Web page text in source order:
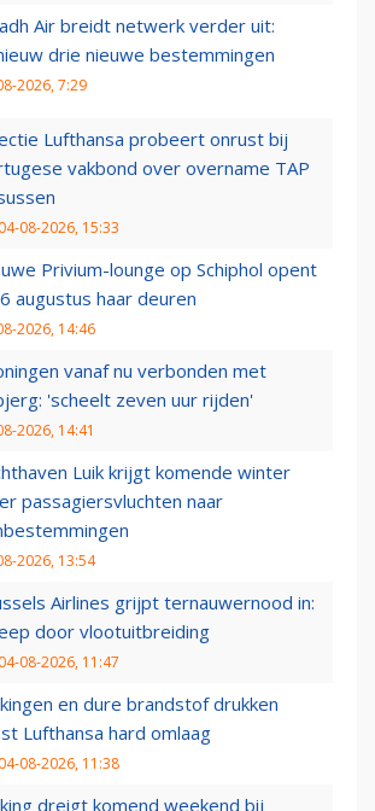
Air breidt netwerk verder uit:
drie nieuwe bestemmingen
2026, 7:29
Lufthansa probeert onrust bij
vakbond over overname TAP
04-08-2026, 15:33
Privium-lounge op Schiphol opent
augustus haar deuren
2026, 14:46
vanaf nu verbonden met
'scheelt zeven uur rijden'
2026, 14:41
Luik krijgt komende winter
passagiersvluchten naar
2026, 13:54
Airlines grijpt ternauwernood in:
door vlootuitbreiding
04-08-2026, 11:47
en dure brandstof drukken
Lufthansa hard omlaag
04-08-2026, 11:38
dreigt komend weekend bij